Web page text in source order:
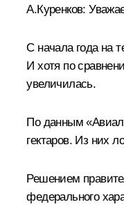
А.Куренков:
С начала года на
И хотя по
увеличилась.
По данным
гектаров. Из них
Решением
федерального